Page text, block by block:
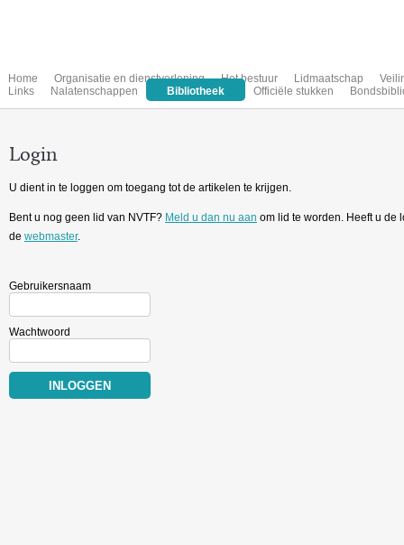
Home Organisatie en dienstverlening Het bestuur Lidmaatschap
Links
Nalatenschappen Bibliotheek Officiële stukken
Login
U dient in te loggen om toegang tot de artikelen te krijgen.
Bent u nog geen lid van NVTF? Meld u dan nu aan om lid te worden. Heeft u de
de webmaster.
Gebruikersnaam
Wachtwoord